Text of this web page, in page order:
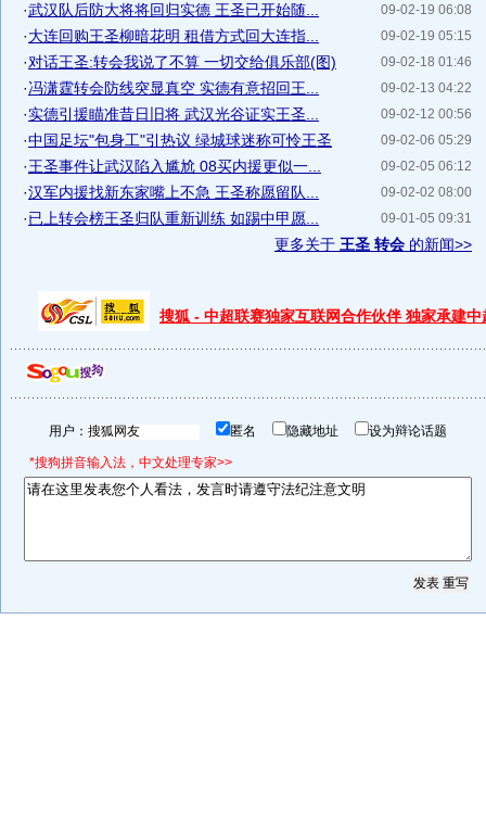
09-02-19 06:08
·武汉队后防大将将回归实德 王圣已开始随...
09-02-19 05:15
·大连回购王圣柳暗花明 租借方式回大连指...
09-02-18 01:46
·对话王圣:转会我说了不算 一切交给俱乐部(图)
09-02-13 04:22
·冯潇霆转会防线突显真空 实德有意招回王...
09-02-12 00:56
·实德引援瞄准昔日旧将 武汉光谷证实王圣...
09-02-06 05:29
·中国足坛"包身工"引热议 绿城球迷称可怜王圣
09-02-05 06:12
·王圣事件让武汉陷入尴尬 08买内援更似一...
09-02-02 08:00
·汉军内援找新东家嘴上不急 王圣称愿留队...
09-01-05 09:31
·已上转会榜王圣归队重新训练 如踢中甲愿...
更多关于 王圣 转会 的新闻>>
搜狐 - 中超联赛独家互联网合作伙伴 独家承建中
用户： 匿名 隐藏地址 设为辩论话题
*搜狗拼音输入法，中文处理专家>>